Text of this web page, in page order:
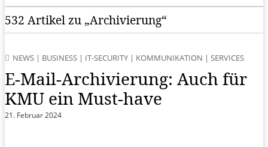
532 Artikel zu „Archivierung“
NEWS | BUSINESS | IT-SECURITY | KOMMUNIKATION | SERVICES
E-Mail-Archivierung: Auch für
KMU ein Must-have
21. Februar 2024